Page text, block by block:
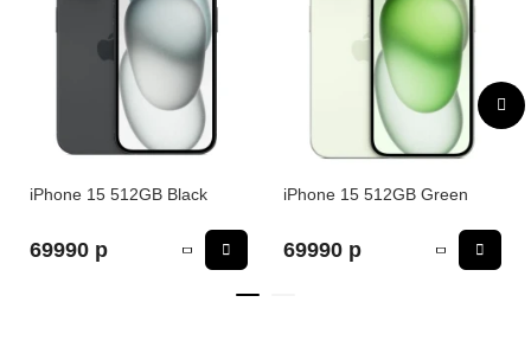
Функции камеры: автофокусировка, оптическая стабилизация
изображения, основная камера, фронтальная камера
Фотовспышка: тыльная
Разрешение фронтальной камеры: 12 МП
Макс. разрешение видео: 3840x2160
Макс. частота кадров видео: 240 к/с
Частота кадров при записи видео Full HD: 240 к/c
Стандарт связи: 2G, 3G, 4G LTE, 5G
iPhone 15 512GB Black
69990 р
iPhone 15 512GB Green
69990 р